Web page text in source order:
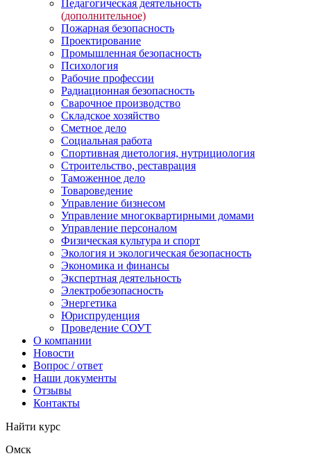
Педагогическая деятельность
(дополнительное)
Пожарная безопасность
Проектирование
Промышленная безопасность
Психология
Рабочие профессии
Радиационная безопасность
Сварочное производство
Складское хозяйство
Сметное дело
Социальная работа
Спортивная диетология, нутрициология
Строительство, реставрация
Таможенное дело
Товароведение
Управление бизнесом
Управление многоквартирными домами
Управление персоналом
Физическая культура и спорт
Экология и экологическая безопасность
Экономика и финансы
Экспертная деятельность
Электробезопасность
Энергетика
Юриспруденция
Проведение СОУТ
О компании
Новости
Вопрос / ответ
Наши документы
Отзывы
Контакты
Найти курс
Омск